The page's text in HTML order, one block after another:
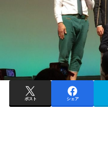
ポスト シェア